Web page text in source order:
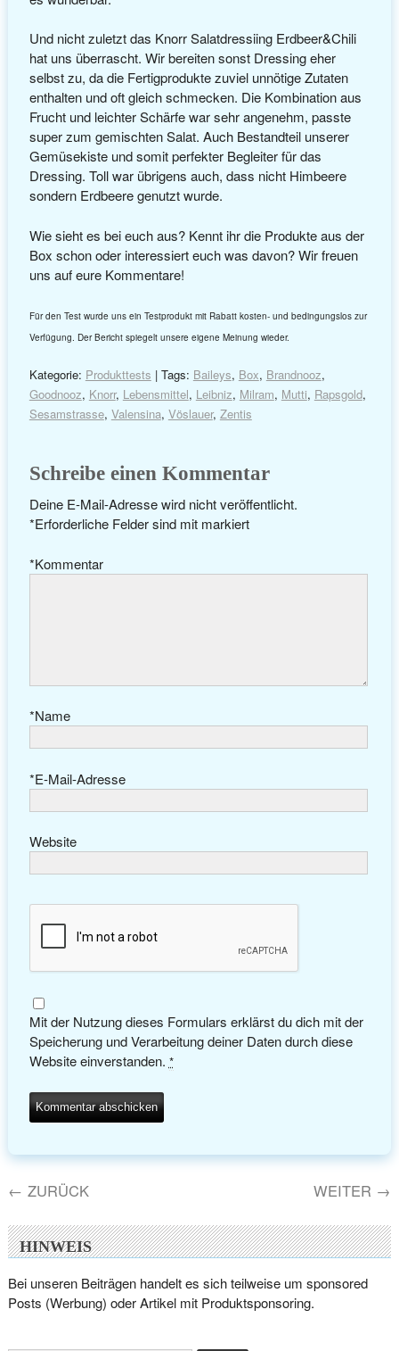
Und nicht zuletzt das Knorr Salatdressiing Erdbeer&Chili
hat uns überrascht. Wir bereiten sonst Dressing eher
selbst zu, da die Fertigprodukte zuviel unnötige Zutaten
enthalten und oft gleich schmecken. Die Kombination aus
Frucht und leichter Schärfe war sehr angenehm, passte
super zum gemischten Salat. Auch Bestandteil unserer
Gemüsekiste und somit perfekter Begleiter für das
Dressing. Toll war übrigens auch, dass nicht Himbeere
sondern Erdbeere genutzt wurde.
Wie sieht es bei euch aus? Kennt ihr die Produkte aus der
Box schon oder interessiert euch was davon? Wir freuen
uns auf eure Kommentare!
Für den Test wurde uns ein Testprodukt mit Rabatt kosten- und bedingungslos zur
Verfügung. Der Bericht spiegelt unsere eigene Meinung wieder.
Kategorie: Produkttests | Tags: Baileys, Box, Brandnooz,
Goodnooz, Knorr, Lebensmittel, Leibniz, Milram, Mutti, Rapsgold,
Sesamstrasse, Valensina, Vöslauer, Zentis
Schreibe einen Kommentar
Deine E-Mail-Adresse wird nicht veröffentlicht.
Erforderliche Felder sind mit
* markiert
Kommentar
*
Name
*
E-Mail-Adresse
*
Website
Mit der Nutzung dieses Formulars erklärst du dich mit der
Speicherung und Verarbeitung deiner Daten durch diese
Website einverstanden. *
← ZURÜCK WEITER →
HINWEIS
Bei unseren Beiträgen handelt es sich teilweise um sponsored
Posts (Werbung) oder Artikel mit Produktsponsoring.